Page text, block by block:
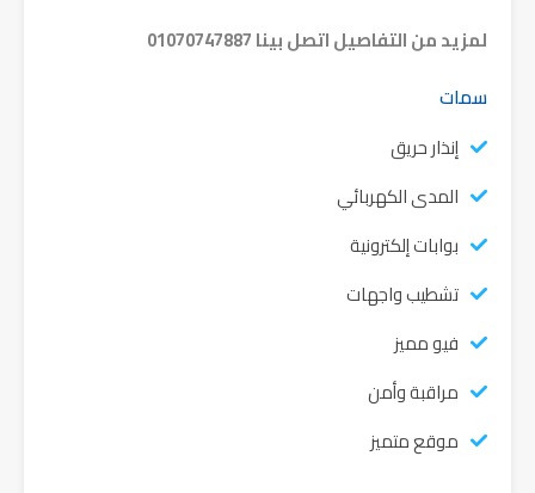
لمزيد من التفاصيل اتصل بينا 01070747887
سمات
إنذار حريق
المدى الكهربائي
بوابات إلكترونية
تشطيب واجهات
فيو مميز
مراقبة وأمن
موقع متميز